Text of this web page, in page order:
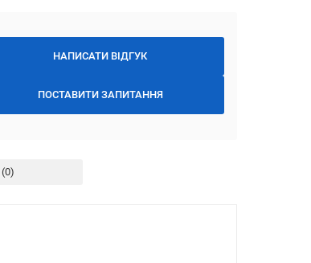
НАПИСАТИ ВІДГУК
ПОСТАВИТИ ЗАПИТАННЯ